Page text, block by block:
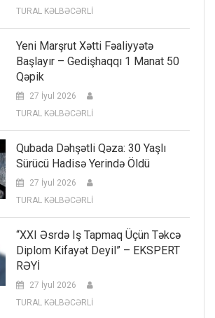
TURAL KƏLBƏCƏRLİ
Yeni Marşrut Xətti Fəaliyyətə
Başlayır – Gedişhaqqı 1 Manat 50
Qəpik
27 İyul 2026
TURAL KƏLBƏCƏRLİ
Qubada Dəhşətli Qəza: 30 Yaşlı
Sürücü Hadisə Yerində Öldü
27 İyul 2026
TURAL KƏLBƏCƏRLİ
“XXI Əsrdə Iş Tapmaq Üçün Təkcə
Diplom Kifayət Deyil” – EKSPERT
RƏYİ
27 İyul 2026
TURAL KƏLBƏCƏRLİ